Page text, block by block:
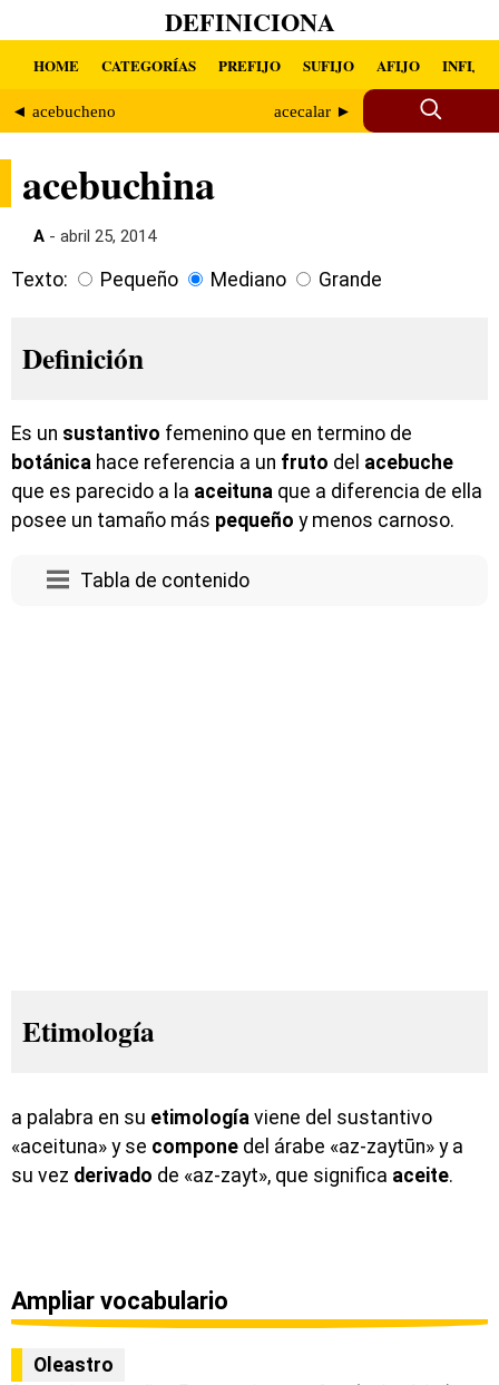
DEFINICIONA
HOME CATEGORÍAS PREFIJO SUFIJO AFIJO INFIJO
◄ acebucheno acecalar ►
acebuchina
A - abril 25, 2014
Texto: Pequeño Mediano Grande
Definición
Es un sustantivo femenino que en termino de
botánica hace referencia a un fruto del acebuche
que es parecido a la aceituna que a diferencia de ella
posee un tamaño más pequeño y menos carnoso.
Tabla de contenido
Etimología
a palabra en su etimología viene del sustantivo
«aceituna» y se compone del árabe «az-zaytūn» y a
su vez derivado de «az-zayt», que significa aceite.
Ampliar vocabulario
Oleastro